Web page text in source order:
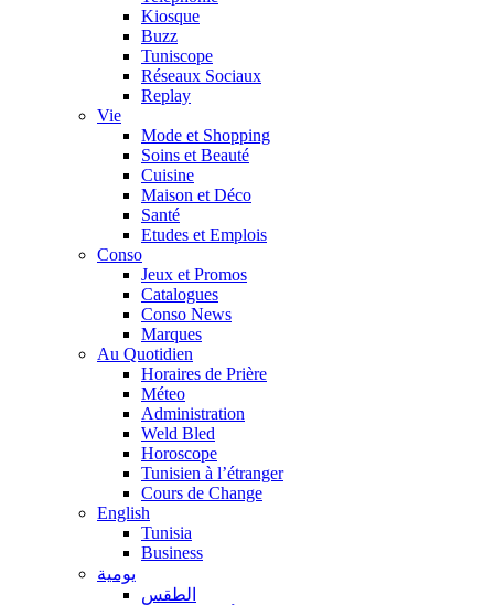
Kiosque
Buzz
Tuniscope
Réseaux Sociaux
Replay
Vie
Mode et Shopping
Soins et Beauté
Cuisine
Maison et Déco
Santé
Etudes et Emplois
Conso
Jeux et Promos
Catalogues
Conso News
Marques
Au Quotidien
Horaires de Prière
Méteo
Administration
Weld Bled
Horoscope
Tunisien à l’étranger
Cours de Change
English
Tunisia
Business
يومية
الطقس